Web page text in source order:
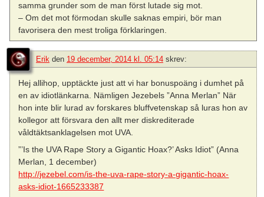
samma grunder som de man först lutade sig mot.
– Om det mot förmodan skulle saknas empiri, bör man
favorisera den mest troliga förklaringen.
Erik den 19 december, 2014 kl. 05:14 skrev:
Hej allihop, upptäckte just att vi har bonuspoäng i dumhet på
en av idiotlänkarna. Nämligen Jezebels ”Anna Merlan” När
hon inte blir lurad av forskares bluffvetenskap så luras hon av
kollegor att försvara den allt mer diskrediterade
våldtäktsanklagelsen mot UVA.
”’Is the UVA Rape Story a Gigantic Hoax?’ Asks Idiot” (Anna
Merlan, 1 december)
http://jezebel.com/is-the-uva-rape-story-a-gigantic-hoax-
asks-idiot-1665233387